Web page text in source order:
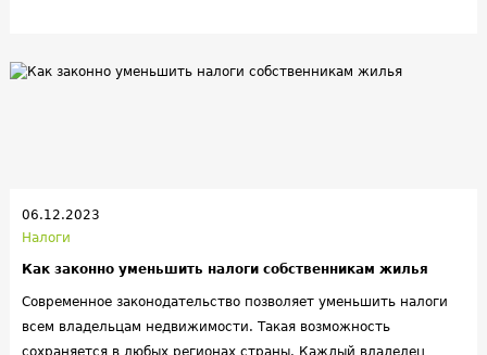
06.12.2023
Налоги
Как законно уменьшить налоги собственникам жилья
Современное законодательство позволяет уменьшить налоги
всем владельцам недвижимости. Такая возможность
сохраняется в любых регионах страны. Каждый владелец